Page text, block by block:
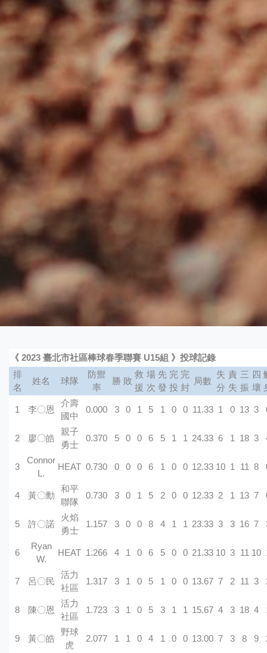
《 2023 臺北市社區棒球春季聯賽 U15組 》投球記錄
排
名
姓名 球隊
防禦
率
勝 敗
救
援
場
次
先
發
完
投
完
封
局數
失
分
責
失
三
振
四
壞
1 李〇恩
介壽
國中
0.000 3 0 1 5 1 0 0 11.33 1 0 13 3
2 廖〇皓
親子
勇士
0.370 5 0 0 6 5 1 1 24.33 6 1 18 3
3
Connor
L.
HEAT 0.730 0 0 0 6 1 0 0 12.33 10 1 11 8
4 黃〇勳
和平
聯隊
0.730 3 0 1 5 2 0 0 12.33 2 1 13 7
5 許〇諾
火焰
勇士
1.157 3 0 0 8 4 1 1 23.33 3 3 16 7
6
Ryan
W.
HEAT 1.266 4 1 0 6 5 0 0 21.33 10 3 11 10
7 呂〇民
活力
社區
1.317 3 1 0 5 1 0 0 13.67 7 2 11 3
8 陳〇恩
活力
社區
1.723 3 1 0 5 3 1 1 15.67 4 3 18 4
9 黃〇皓
野球
虎
2.077 1 1 0 4 1 0 0 13.00 7 3 8 9